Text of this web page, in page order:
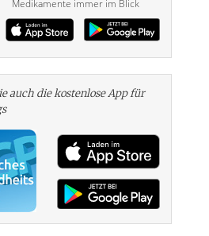
Medikamente immer im Blick
auch die kosten­lose App für